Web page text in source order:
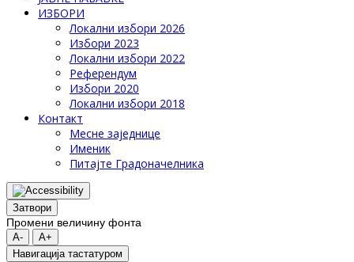
ИЗБОРИ
Локални избори 2026
Избори 2023
Локални избори 2022
Референдум
Избори 2020
Локални избори 2018
Контакт
Месне заједнице
Именик
Питајте Градоначелника
Затвори
Промени величину фонта
A-
A+
Навигација тастатуром